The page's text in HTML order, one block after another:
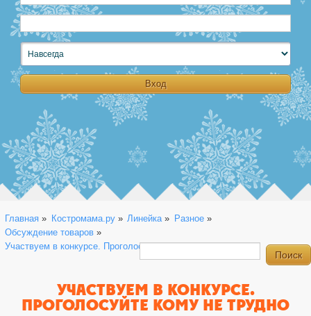
Главная » Костромама.ру» Линейка » Разное»
Обсуждение товаров »
Участвуем в конкурсе. Проголосуйте кому не трудно
УЧАСТВУЕМ В КОНКУРСЕ.
ПРОГОЛОСУЙТЕ КОМУ НЕ ТРУДНО